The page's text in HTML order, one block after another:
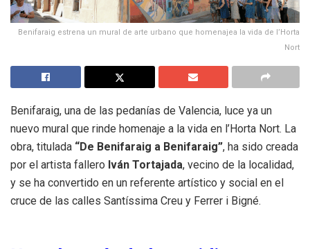
Benifaraig estrena un mural de arte urbano que homenajea la vida de l’Horta
Nort
Benifaraig, una de las pedanías de Valencia, luce ya un
nuevo mural que rinde homenaje a la vida en l’Horta Nort. La
obra, titulada “De Benifaraig a Benifaraig”, ha sido creada
por el artista fallero Iván Tortajada, vecino de la localidad,
y se ha convertido en un referente artístico y social en el
cruce de las calles Santíssima Creu y Ferrer i Bigné.